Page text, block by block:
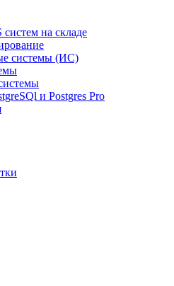
на складе
системы (ИС)
и Postgres Pro